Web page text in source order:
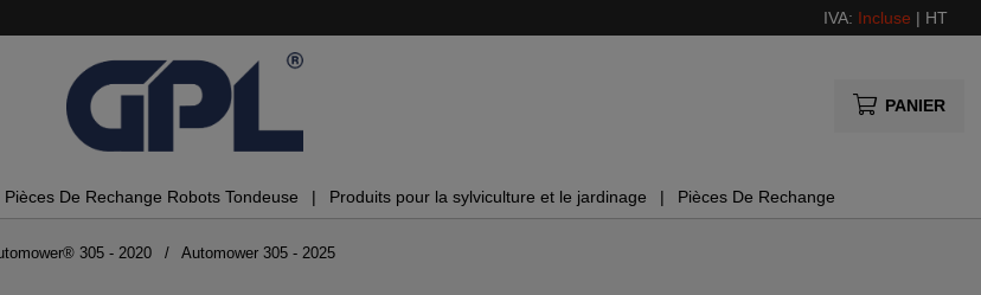
IVA: Incluse | HT
PANIER
Pièces De Rechange Robots Tondeuse Produits pour la sylviculture et le jardinage Pièces De Rechange
305 - 2020 Automower 305 - 2025